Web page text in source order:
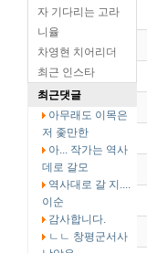
자 기다리는 고라
니율
차영현 치어리더
최근 인스타
최근댓글
아무래도 이목은
저 좇만한
아... 작가는 역사
데로 갈모
역사대로 갈 지....
이순
감사합니다.
ㄴㄴ 창평군서사